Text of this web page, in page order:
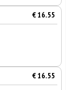
€ 16.55
€ 16.55